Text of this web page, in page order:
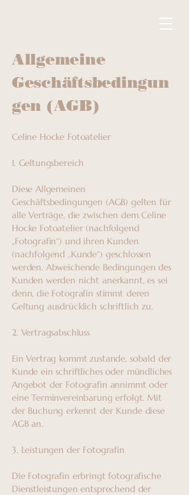
Allgemeine
Geschäftsbedingun
gen (AGB)
Celine Hocke Fotoatelier
1. Geltungsbereich
Diese Allgemeinen
Geschäftsbedingungen (AGB) gelten für
alle Verträge, die zwischen dem Celine
Hocke Fotoatelier (nachfolgend
„Fotografin“) und ihren Kunden
(nachfolgend „Kunde“) geschlossen
werden. Abweichende Bedingungen des
Kunden werden nicht anerkannt, es sei
denn, die Fotografin stimmt deren
Geltung ausdrücklich schriftlich zu.
2. Vertragsabschluss
Ein Vertrag kommt zustande, sobald der
Kunde ein schriftliches oder mündliches
Angebot der Fotografin annimmt oder
eine Terminvereinbarung erfolgt. Mit
der Buchung erkennt der Kunde diese
AGB an.
3. Leistungen der Fotografin
Die Fotografin erbringt fotografische
Dienstleistungen entsprechend der